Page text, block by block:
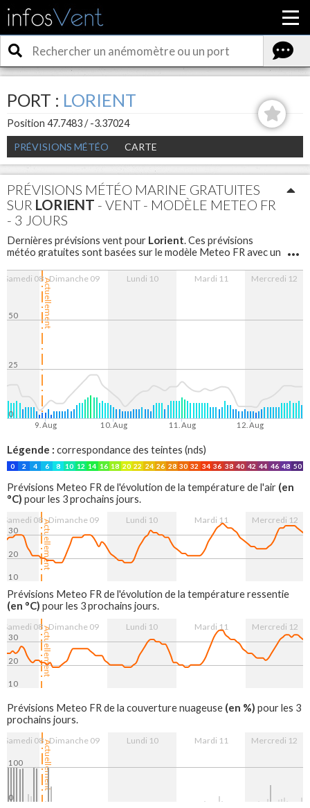
PORT : LORIENT
Position 47.7483 / -3.37024
PRÉVISIONS MÉTÉO
CARTE
PRÉVISIONS MÉTÉO MARINE GRATUITES
SUR LORIENT - VENT - MODÈLE METEO FR
- 3 JOURS
Dernières prévisions vent pour Lorient. Ces prévisions
météo gratuites sont basées sur le modèle Meteo FR avec un
avec un pas d'une heure.
Actuellement
Samedi 08 Dimanche 09 Lundi 10 Mardi 11 Mercredi 12
9. Aug 10. Aug 11. Aug 12. Aug
0
25
50
Légende : correspondance des teintes (nds)
0 2 4 6 8 10 12 14 16 18 20 22 24 26 28 30 32 34 36 38 40 42 44 46 48 50
Prévisions Meteo FR de l'évolution de la température de l'air (en
°C) pour les 3 prochains jours.
Actuellement
Samedi 08 Dimanche 09 Lundi 10 Mardi 11 Mercredi 12
10
20
30
Prévisions Meteo FR de l'évolution de la température ressentie
(en °C) pour les 3 prochains jours.
Actuellement
Samedi 08 Dimanche 09 Lundi 10 Mardi 11 Mercredi 12
10
20
30
Prévisions Meteo FR de la couverture nuageuse (en %) pour les 3
prochains jours.
Actuellement
Samedi 08 Dimanche 09 Lundi 10 Mardi 11 Mercredi 12
0
100